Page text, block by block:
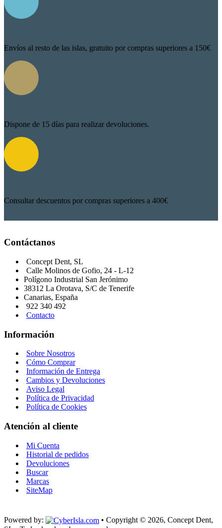
Envíos al resto de las islas, gratuito por compras superiores a 150€
Dispone de 15 días para realizar devoluciones.
Consultar descuentos por compras superiores a 400€
Contáctanos
Concept Dent, SL
Calle Molinos de Gofio, 24 - L-12
Polígono Industrial San Jerónimo
38312 La Orotava, S/C de Tenerife
Canarias, España
922 340 492
Contacto
Información
Sobre Nosotros
Cómo Comprar
Información de Entrega
Cambios y Devoluciones
Aviso Legal
Política de Privacidad
Política de Cookies
Atención al cliente
Mi Cuenta
Historial de pedidos
Devoluciones
Buscar
Marcas
SiteMap
Powered by: • Copyright © 2026, Concept Dent,